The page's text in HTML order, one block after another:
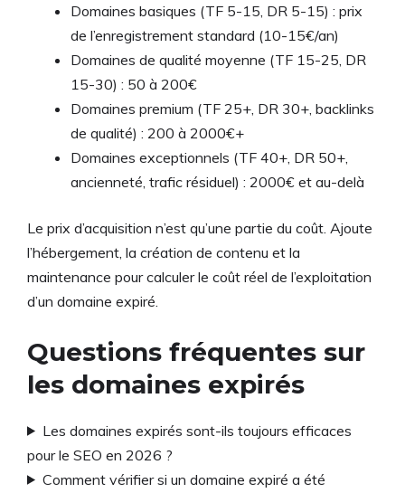
Domaines basiques (TF 5-15, DR 5-15) : prix
de l’enregistrement standard (10-15€/an)
Domaines de qualité moyenne (TF 15-25, DR
15-30) : 50 à 200€
Domaines premium (TF 25+, DR 30+, backlinks
de qualité) : 200 à 2000€+
Domaines exceptionnels (TF 40+, DR 50+,
ancienneté, trafic résiduel) : 2000€ et au-delà
Le prix d’acquisition n’est qu’une partie du coût. Ajoute
l’hébergement, la création de contenu et la
maintenance pour calculer le coût réel de l’exploitation
d’un domaine expiré.
Questions fréquentes sur
les domaines expirés
Les domaines expirés sont-ils toujours efficaces
pour le SEO en 2026 ?
Comment vérifier si un domaine expiré a été